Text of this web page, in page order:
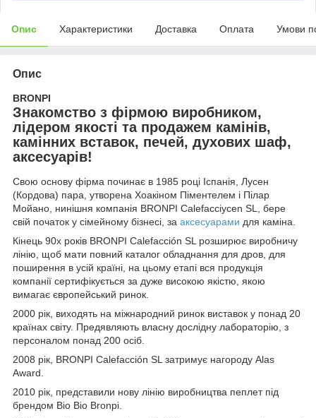
Опис Характеристики Доставка Оплата Умови
Опис
BRONPI
Знакомство з фірмою виробником,
лідером якості та продажем камінів,
камінних вставок, печей, духових шаф,
аксесуарів!
Свою основу фірма починає в 1985 році Іспанія, Лусен
(Кордова) пара, утворена Хоакіном Піментелем і Пілар
Мойано, нинішня компанія BRONPI Calefacciусen SL, бере
свій початок у сімейному бізнесі, за аксесуарами для каміна.
Кінець 90х років BRONPI Calefacción SL розширює виробничу
лінію, щоб мати повний каталог обладнання для дров, для
поширення в усій країні, на цьому етапі вся продукція
компанії сертифікується за дуже високою якістю, якою
вимагає європейський ринок.
2000 рік, виходять на міжнародний ринок виставок у понад 20
країнах світу. Предявляють власну дослідну лабораторію, з
персоналом понад 200 осіб.
2008 рік, BRONPI Calefacción SL затримує нагороду Alas
Award.
2010 рік, представили нову лінію виробництва пеплет під
брендом Bio Bio Bronpi.